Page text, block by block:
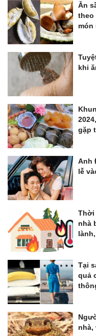
Ăn
theo
món
khi
gặp
Anh
lễ
Thời
nhà
Tại
quả
nhà,